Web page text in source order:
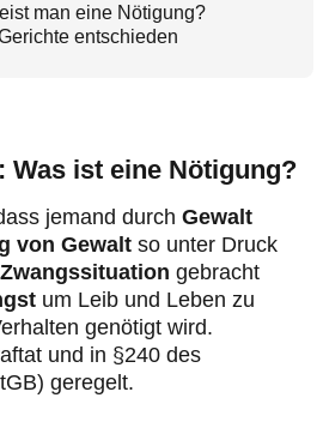
man eine Nötigung?
entschieden
Was ist eine Nötigung?
jemand durch Gewalt
von Gewalt so unter Druck
Zwangssituation gebracht
um Leib und Leben zu
genötigt wird.
und in §240 des
geregelt.